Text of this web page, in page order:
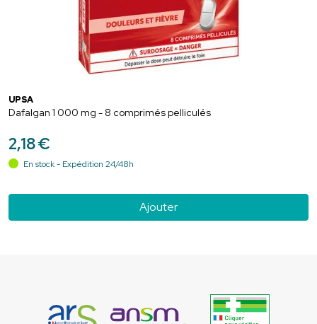
UPSA
Dafalgan 1 000 mg - 8 comprimés pelliculés
2,18€
En stock - Expédition 24/48h
Ajouter